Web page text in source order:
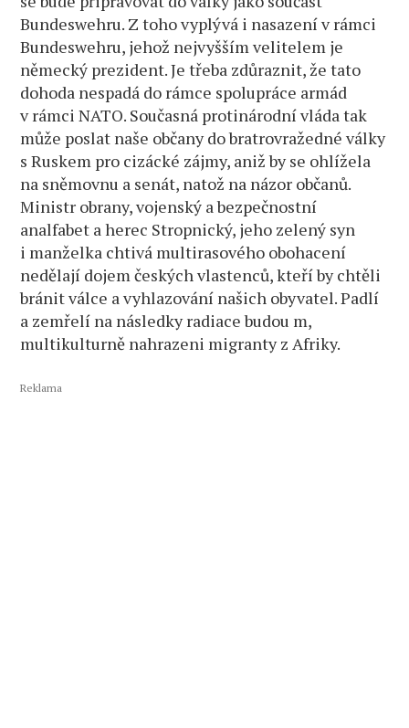
Bundeswehru. Z toho vyplývá i nasazení v rámci
Bundeswehru, jehož nejvyšším velitelem je
německý prezident. Je třeba zdůraznit, že tato
dohoda nespadá do rámce spolupráce armád
v rámci NATO. Současná protinárodní vláda tak
může poslat naše občany do bratrovražedné války
s Ruskem pro cizácké zájmy, aniž by se ohlížela
na sněmovnu a senát, natož na názor občanů.
Ministr obrany, vojenský a bezpečnostní
analfabet a herec Stropnický, jeho zelený syn
i manželka chtivá multirasového obohacení
nedělají dojem českých vlastenců, kteří by chtěli
bránit válce a vyhlazování našich obyvatel. Padlí
a zemřelí na následky radiace budou m,
multikulturně nahrazeni migranty z Afriky.
Reklama